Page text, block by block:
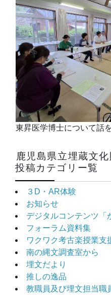
鹿児島県立埋蔵文
投稿カテゴリー覧
３D・AR体験
お知らせ
デジタルコンテンツ「
フォーラム資料集
ワクワク考古楽授業支
南の縄文調査室から
埋文だより
推しの逸品
教職員及び埋文担当職
東昇医学博士について話